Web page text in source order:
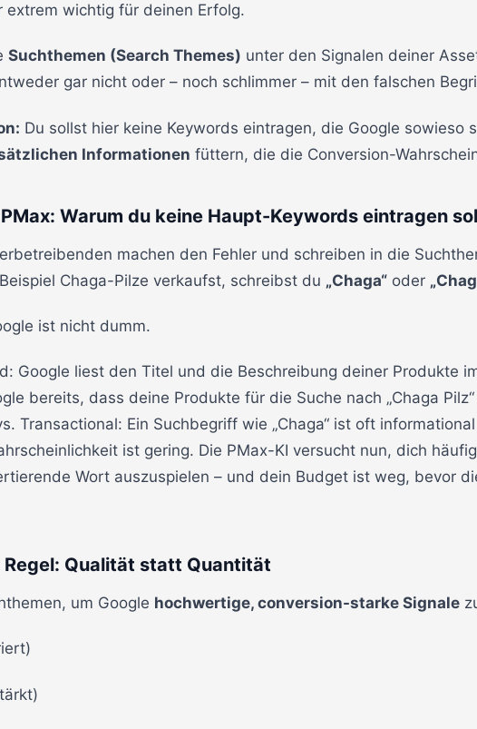
extrem wichtig für deinen Erfolg.
Suchthemen (Search Themes) unter den Signalen deiner
gar nicht oder – noch schlimmer – mit den falschen
Du sollst hier keine Keywords eintragen, die Google sowieso
Informationen füttern, die die Conversion-
Warum du keine Haupt-Keywords eintragen
machen den Fehler und schreiben in die
Chaga-Pilze verkaufst, schreibst du „Chaga“ oder
ist nicht dumm.
Google liest den Titel und die Beschreibung deiner Produkte
bereits, dass deine Produkte für die Suche nach „Chaga
Transactional: Ein Suchbegriff wie „Chaga“ ist oft
ist gering. Die PMax-KI versucht nun, dich
Wort auszuspielen – und dein Budget ist weg, bevor
Regel: Qualität statt Quantität
um Google hochwertige, conversion-starke Signale